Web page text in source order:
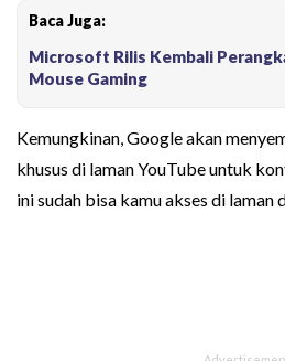
Baca Juga:
Microsoft Rilis Kembali
Mouse Gaming
Kemungkinan, Google akan
khusus di laman YouTube untuk
ini sudah bisa kamu akses di laman